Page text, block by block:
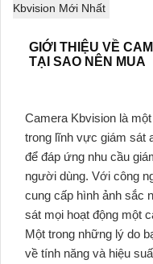
Kbvision Mới Nhất
GIỚI THIỆU VỀ
TẠI SAO NÊN MUA
Camera Kbvision là
trong lĩnh vực giám sát
để đáp ứng nhu cầu
người dùng. Với công
cung cấp hình ảnh sắc
sát mọi hoạt động một
Một trong những lý do
về tính năng và hiệu